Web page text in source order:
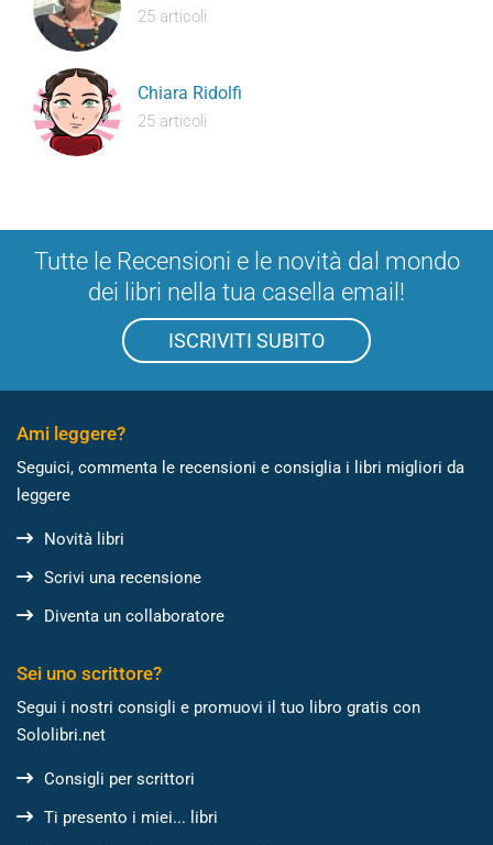
25 articoli
Chiara Ridolfi
25 articoli
Tutte le Recensioni e le novità dal mondo
dei libri nella tua casella email!
ISCRIVITI SUBITO
Ami leggere?
Seguici, commenta le recensioni e consiglia i libri migliori da
leggere
Novità libri
Scrivi una recensione
Diventa un collaboratore
Sei uno scrittore?
Segui i nostri consigli e promuovi il tuo libro gratis con
Sololibri.net
Consigli per scrittori
Ti presento i miei... libri